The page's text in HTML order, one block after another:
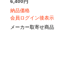
6,400円
納品価格
会員ログイン後表示
メーカー取寄せ商品